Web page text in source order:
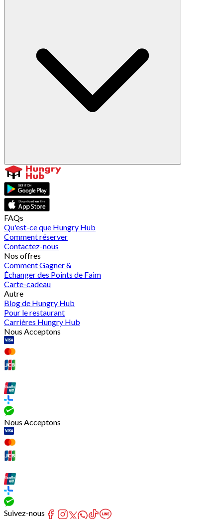
FAQs
Qu'est-ce que Hungry Hub
Comment réserver
Contactez-nous
Nos offres
Comment Gagner &
Échanger des Points de Faim
Carte-cadeau
Autre
Blog de Hungry Hub
Pour le restaurant
Carrières Hungry Hub
Nous Acceptons
Nous Acceptons
Suivez-nous